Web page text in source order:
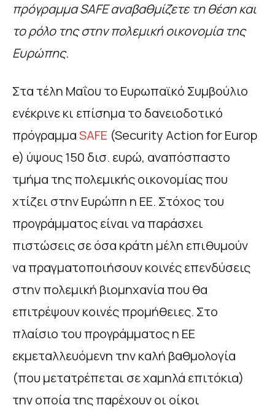
πρόγραμμαSAFEαναβαθμίζετε τη θέση και
το ρόλο της στην πολεμική οικονομία της
Ευρώπης.
Στα τέλη Μαΐου το Ευρωπαϊκό Συμβούλιο
ενέκρινε κι επίσημα το δανειοδοτικό
πρόγραμμαSAFE (Security Action for Europ
e) ύψους 150 δισ. ευρώ, αναπόσπαστο
τμήμα της πολεμικής οικονομίας που
χτίζει στην Ευρώπη η ΕΕ. Στόχος του
προγράμματος είναι να παράσχει
πιστώσεις σε όσα κράτη μέλη επιθυμούν
να πραγματοποιήσουν κοινές επενδύσεις
στην πολεμική βιομηχανία που θα
επιτρέψουν κοινές προμήθειες. Στο
πλαίσιο του προγράμματος η ΕΕ
εκμεταλλευόμενη την καλή βαθμολογία
(που μετατρέπεται σε χαμηλά επιτόκια)
την οποία της παρέχουν οι οίκοι